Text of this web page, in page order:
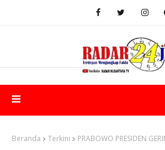
Beranda Terkini PRABOWO PRESIDEN